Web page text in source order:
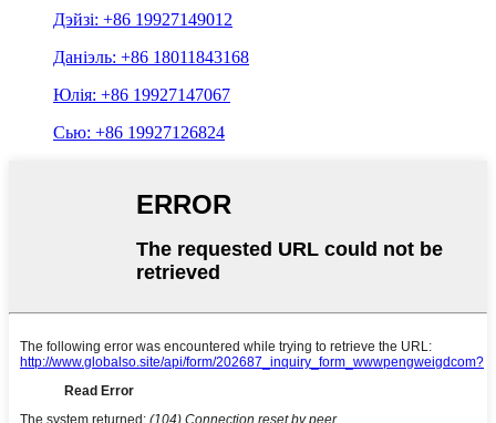
Дэйзі: +86 19927149012
Даніэль: +86 18011843168
Юлія: +86 19927147067
Сью: +86 19927126824